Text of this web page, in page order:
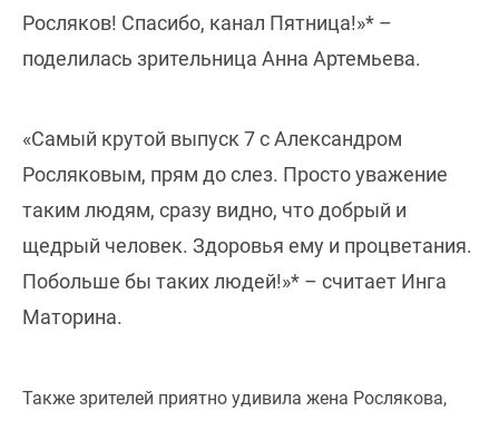
Росляков! Спасибо, канал Пятница!»* –
поделилась зрительница Анна Артемьева.
«Самый крутой выпуск 7 с Александром
Росляковым, прям до слез. Просто уважение
таким людям, сразу видно, что добрый и
щедрый человек. Здоровья ему и процветания.
Побольше бы таких людей!»* – считает Инга
Маторина.
Также зрителей приятно удивила жена Рослякова,